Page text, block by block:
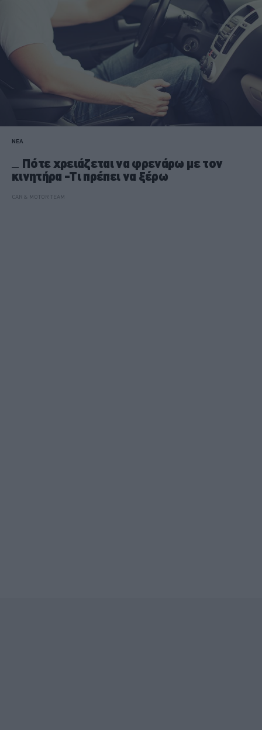
ΝΕΑ
Πότε χρειάζεται να φρενάρω με τον
κινητήρα -Τι πρέπει να ξέρω
CAR & MOTOR TEAM